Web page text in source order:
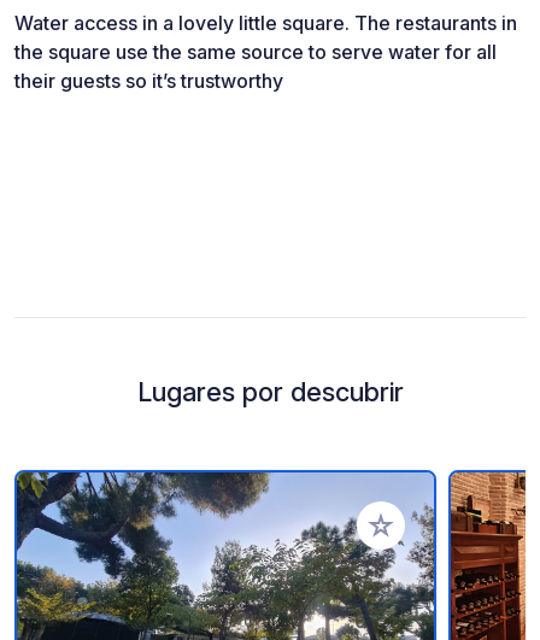
Water access in a lovely little square. The restaurants in
the square use the same source to serve water for all
their guests so it’s trustworthy
Lugares por descubrir
Añadir a tus